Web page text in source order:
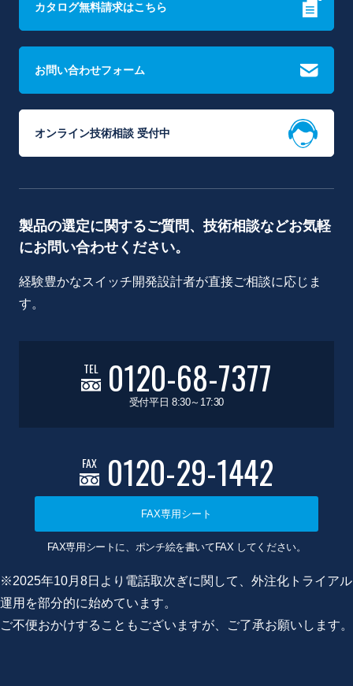
カタログ無料請求はこちら
お問い合わせフォーム
オンライン技術相談 受付中
製品の選定に関するご質問、技術相談などお気軽
にお問い合わせください。
経験豊かなスイッチ開発設計者が直接ご相談に応じま
す。
TEL 0120-68-7377
受付平日 8:30～17:30
FAX 0120-29-1442
FAX専用シート
FAX専用シートに、ポンチ絵を書いてFAX してください。
※2025年10月8日より電話取次ぎに関して、外注化トライアル
運用を部分的に始めています。
ご不便おかけすることもございますが、ご了承お願いします。